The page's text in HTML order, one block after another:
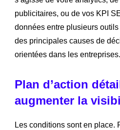
publicitaires, ou de vos KPI
données entre plusieurs
des principales causes de
orientées dans les entreprises.
Plan d’action
augmenter la
Les conditions sont en place.